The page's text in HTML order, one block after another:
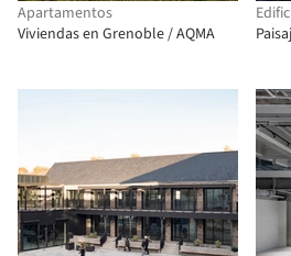
Apartamentos
Viviendas en Grenoble / AQMA